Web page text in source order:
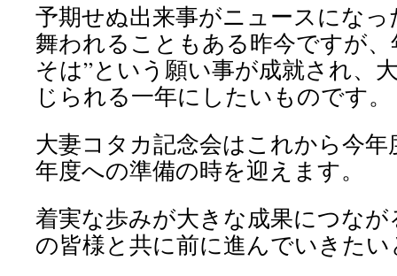
予期せぬ出来事がニュースにな
舞われることもある昨今ですが
そは”という願い事が成就され、
じられる一年にしたいものです。
大妻コタカ記念会はこれから今
年度への準備の時を迎えます。
着実な歩みが大きな成果につな
の皆様と共に前に進んでいきた